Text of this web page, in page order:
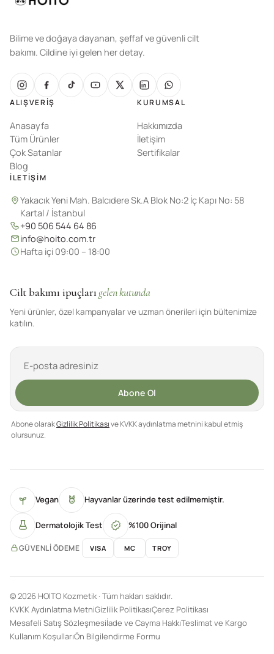
Cilt bakımı ipuçları gelen kutunda
Yeni ürünler, özel kampanyalar ve uzman önerileri için bültenimize
katılın.
Abone Ol
Abone olarakGizlilik Politikasıve KVKK aydınlatma metnini kabul etmiş
olursunuz.
Bilime ve doğaya dayanan, şeffaf ve güvenli cilt
bakımı. Cildine iyi gelen her detay.
ALIŞVERIŞ
Anasayfa
Tüm Ürünler
Çok Satanlar
Blog
KURUMSAL
Hakkımızda
İletişim
Sertifikalar
İLETIŞIM
Yakacık Yeni Mah. Balcıdere Sk.A Blok No:2 İç Kapı No: 58
Kartal / İstanbul
+90 506 544 64 86
info@hoito.com.tr
Hafta içi 09:00 – 18:00
Vegan Hayvanlar üzerinde test edilmemiştir.
Dermatolojik Test %100 Orijinal
GÜVENLI ÖDEME VISA MC TROY
© 2026 HOITO Kozmetik · Tüm hakları saklıdır.
KVKK Aydınlatma MetniGizlilik PolitikasıÇerez Politikası
Mesafeli Satış Sözleşmesiİade ve Cayma HakkıTeslimat ve Kargo
Kullanım KoşullarıÖn Bilgilendirme Formu